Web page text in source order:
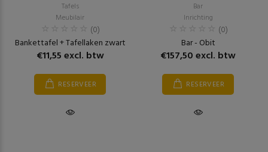
Tafels
Meubilair
(0)
Bankettafel + Tafellaken zwart
€11,55 excl. btw
RESERVEER
Bar
Inrichting
(0)
Bar - Obit
€157,50 excl. btw
RESERVEER